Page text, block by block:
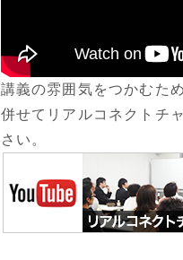
講義の雰囲気をつかむた
併せてリアルコネクトチ
さい。